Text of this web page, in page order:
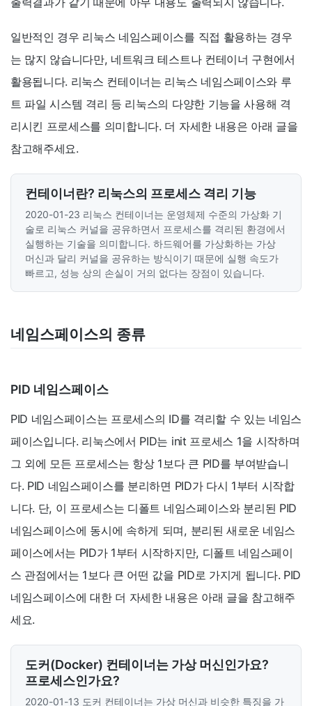
일반적인 경우 리눅스 네임스페이스를 직접 활용하는 경우
는 많지 않습니다만, 네트워크 테스트나 컨테이너 구현에서
활용됩니다. 리눅스 컨테이너는 리눅스 네임스페이스와 루
트 파일 시스템 격리 등 리눅스의 다양한 기능을 사용해 격
리시킨 프로세스를 의미합니다. 더 자세한 내용은 아래 글을
참고해주세요.
컨테이너란? 리눅스의 프로세스 격리 기능
2020-01-23 리눅스 컨테이너는 운영체제 수준의 가상화 기
술로 리눅스 커널을 공유하면서 프로세스를 격리된 환경에서
실행하는 기술을 의미합니다. 하드웨어를 가상화하는 가상
머신과 달리 커널을 공유하는 방식이기 때문에 실행 속도가
빠르고, 성능 상의 손실이 거의 없다는 장점이 있습니다.
네임스페이스의 종류
PID 네임스페이스
PID 네임스페이스는 프로세스의 ID를 격리할 수 있는 네임스
페이스입니다. 리눅스에서 PID는 init 프로세스 1을 시작하며
그 외에 모든 프로세스는 항상 1보다 큰 PID를 부여받습니
다. PID 네임스페이스를 분리하면 PID가 다시 1부터 시작합
니다. 단, 이 프로세스는 디폴트 네임스페이스와 분리된 PID
네임스페이스에 동시에 속하게 되며, 분리된 새로운 네임스
페이스에서는 PID가 1부터 시작하지만, 디폴트 네임스페이
스 관점에서는 1보다 큰 어떤 값을 PID로 가지게 됩니다. PID
네임스페이스에 대한 더 자세한 내용은 아래 글을 참고해주
세요.
도커(Docker) 컨테이너는 가상 머신인가요?
프로세스인가요?
2020-01-13 도커 컨테이너는 가상 머신과 비슷한 특징을 가